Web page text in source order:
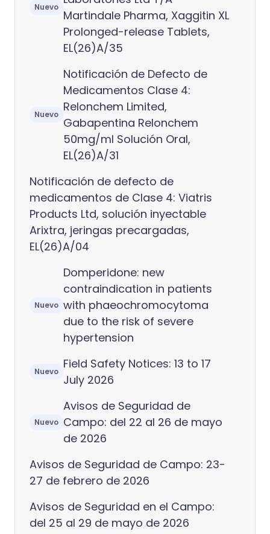
Nuevo
Martindale Pharma, Xaggitin XL
Prolonged-release Tablets,
EL(26)A/35
Nuevo
Notificación de Defecto de
Medicamentos Clase 4:
Relonchem Limited,
Gabapentina Relonchem
50mg/ml Solución Oral,
EL(26)A/31
Notificación de defecto de
medicamentos de Clase 4: Viatris
Products Ltd, solución inyectable
Arixtra, jeringas precargadas,
EL(26)A/04
Nuevo
Domperidone: new
contraindication in patients
with phaeochromocytoma
due to the risk of severe
hypertension
Nuevo
Field Safety Notices: 13 to 17
July 2026
Nuevo
Avisos de Seguridad de
Campo: del 22 al 26 de mayo
de 2026
Avisos de Seguridad de Campo: 23-
27 de febrero de 2026
Avisos de Seguridad en el Campo:
del 25 al 29 de mayo de 2026